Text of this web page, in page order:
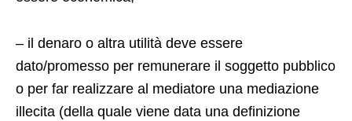
– il denaro o altra utilità deve essere
dato/promesso per remunerare il soggetto pubblico
o per far realizzare al mediatore una mediazione
illecita (della quale viene data una definizione